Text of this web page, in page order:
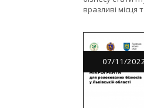
вразливі місця
07/11/